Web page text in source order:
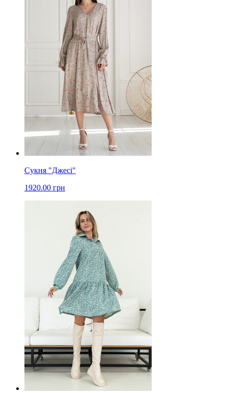
Сукня "Джесі"
1920.00 грн